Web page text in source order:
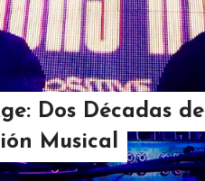
Dos Décadas de
Musical